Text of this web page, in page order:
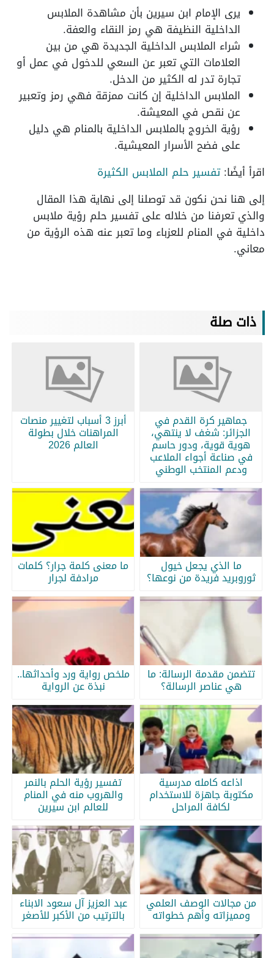
يرى الإمام ابن سيرين بأن مشاهدة الملابس
الداخلية النظيفة هي رمز النقاء والعفة.
شراء الملابس الداخلية الجديدة هي من بين
العلامات التي تعبر عن السعي للدخول في عمل أو
تجارة تدر له الكثير من الدخل.
الملابس الداخلية إن كانت ممزقة فهي رمز وتعبير
عن نقص في المعيشة.
رؤية الخروج بالملابس الداخلية بالمنام هي دليل
على فضح الأسرار المعيشية.
اقرأ أيضًا:تفسير حلم الملابس الكثيرة
إلى هنا نحن نكون قد توصلنا إلى نهاية هذا المقال
والذي تعرفنا من خلاله على تفسير حلم رؤية ملابس
داخلية في المنام للعزباء وما تعبر عنه هذه الرؤية من
معاني.
ذات صلة
جماهير كرة القدم في
الجزائر: شغف لا ينتهي،
هوية قوية، ودور حاسم
في صناعة أجواء الملاعب
ودعم المنتخب الوطني
أبرز 3 أسباب لتغيير منصات
المراهنات خلال بطولة
العالم 2026
ما الذي يجعل خيول
ثوروبريد فريدة من نوعها؟
ما معنى كلمة جرار؟ كلمات
مرادفة لجرار
تتضمن مقدمة الرسالة: ما
هي عناصر الرسالة؟
ملخص رواية ورد وأحداثها..
نبذة عن الرواية
اذاعه كامله مدرسية
مكتوبة جاهزة للاستخدام
لكافة المراحل
تفسير رؤية الحلم بالنمر
والهروب منه في المنام
للعالم ابن سيرين
من مجالات الوصف العلمي
ومميزاته وأهم خطواته
عبد العزيز آل سعود الابناء
بالترتيب من الأكبر للأصغر